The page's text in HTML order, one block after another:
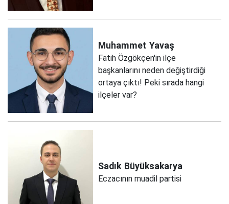
Muhammet Yavaş
Fatih Özgökçen'in ilçe
başkanlarını neden değiştirdiği
ortaya çıktı! Peki sırada hangi
ilçeler var?
Sadık Büyüksakarya
Eczacının muadil partisi